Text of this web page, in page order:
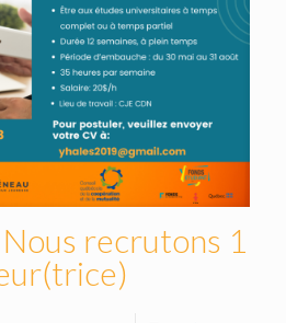
recrutons 1